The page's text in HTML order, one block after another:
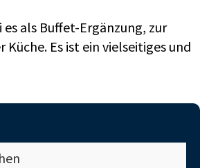
als Buffet-Ergänzung, zur
Es ist ein vielseitiges und